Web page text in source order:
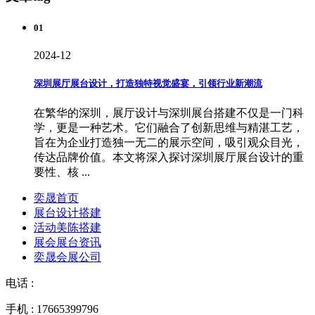
01
2024-12
深圳展厅展台设计，打造独特视觉盛宴，引领行业新潮流
在繁华的深圳，展厅设计与深圳展台搭建不仅是一门科
学，更是一种艺术。它们融合了创新思维与精湛工艺，
旨在为企业打造独一无二的展示空间，吸引观众目光，
传达品牌价值。本文将深入探讨深圳展厅展台设计的重
要性、核 ...
奕晟首页
展台设计搭建
活动美陈搭建
展会展台资讯
奕晟会展公司
电话 :
手机 : 17665399796